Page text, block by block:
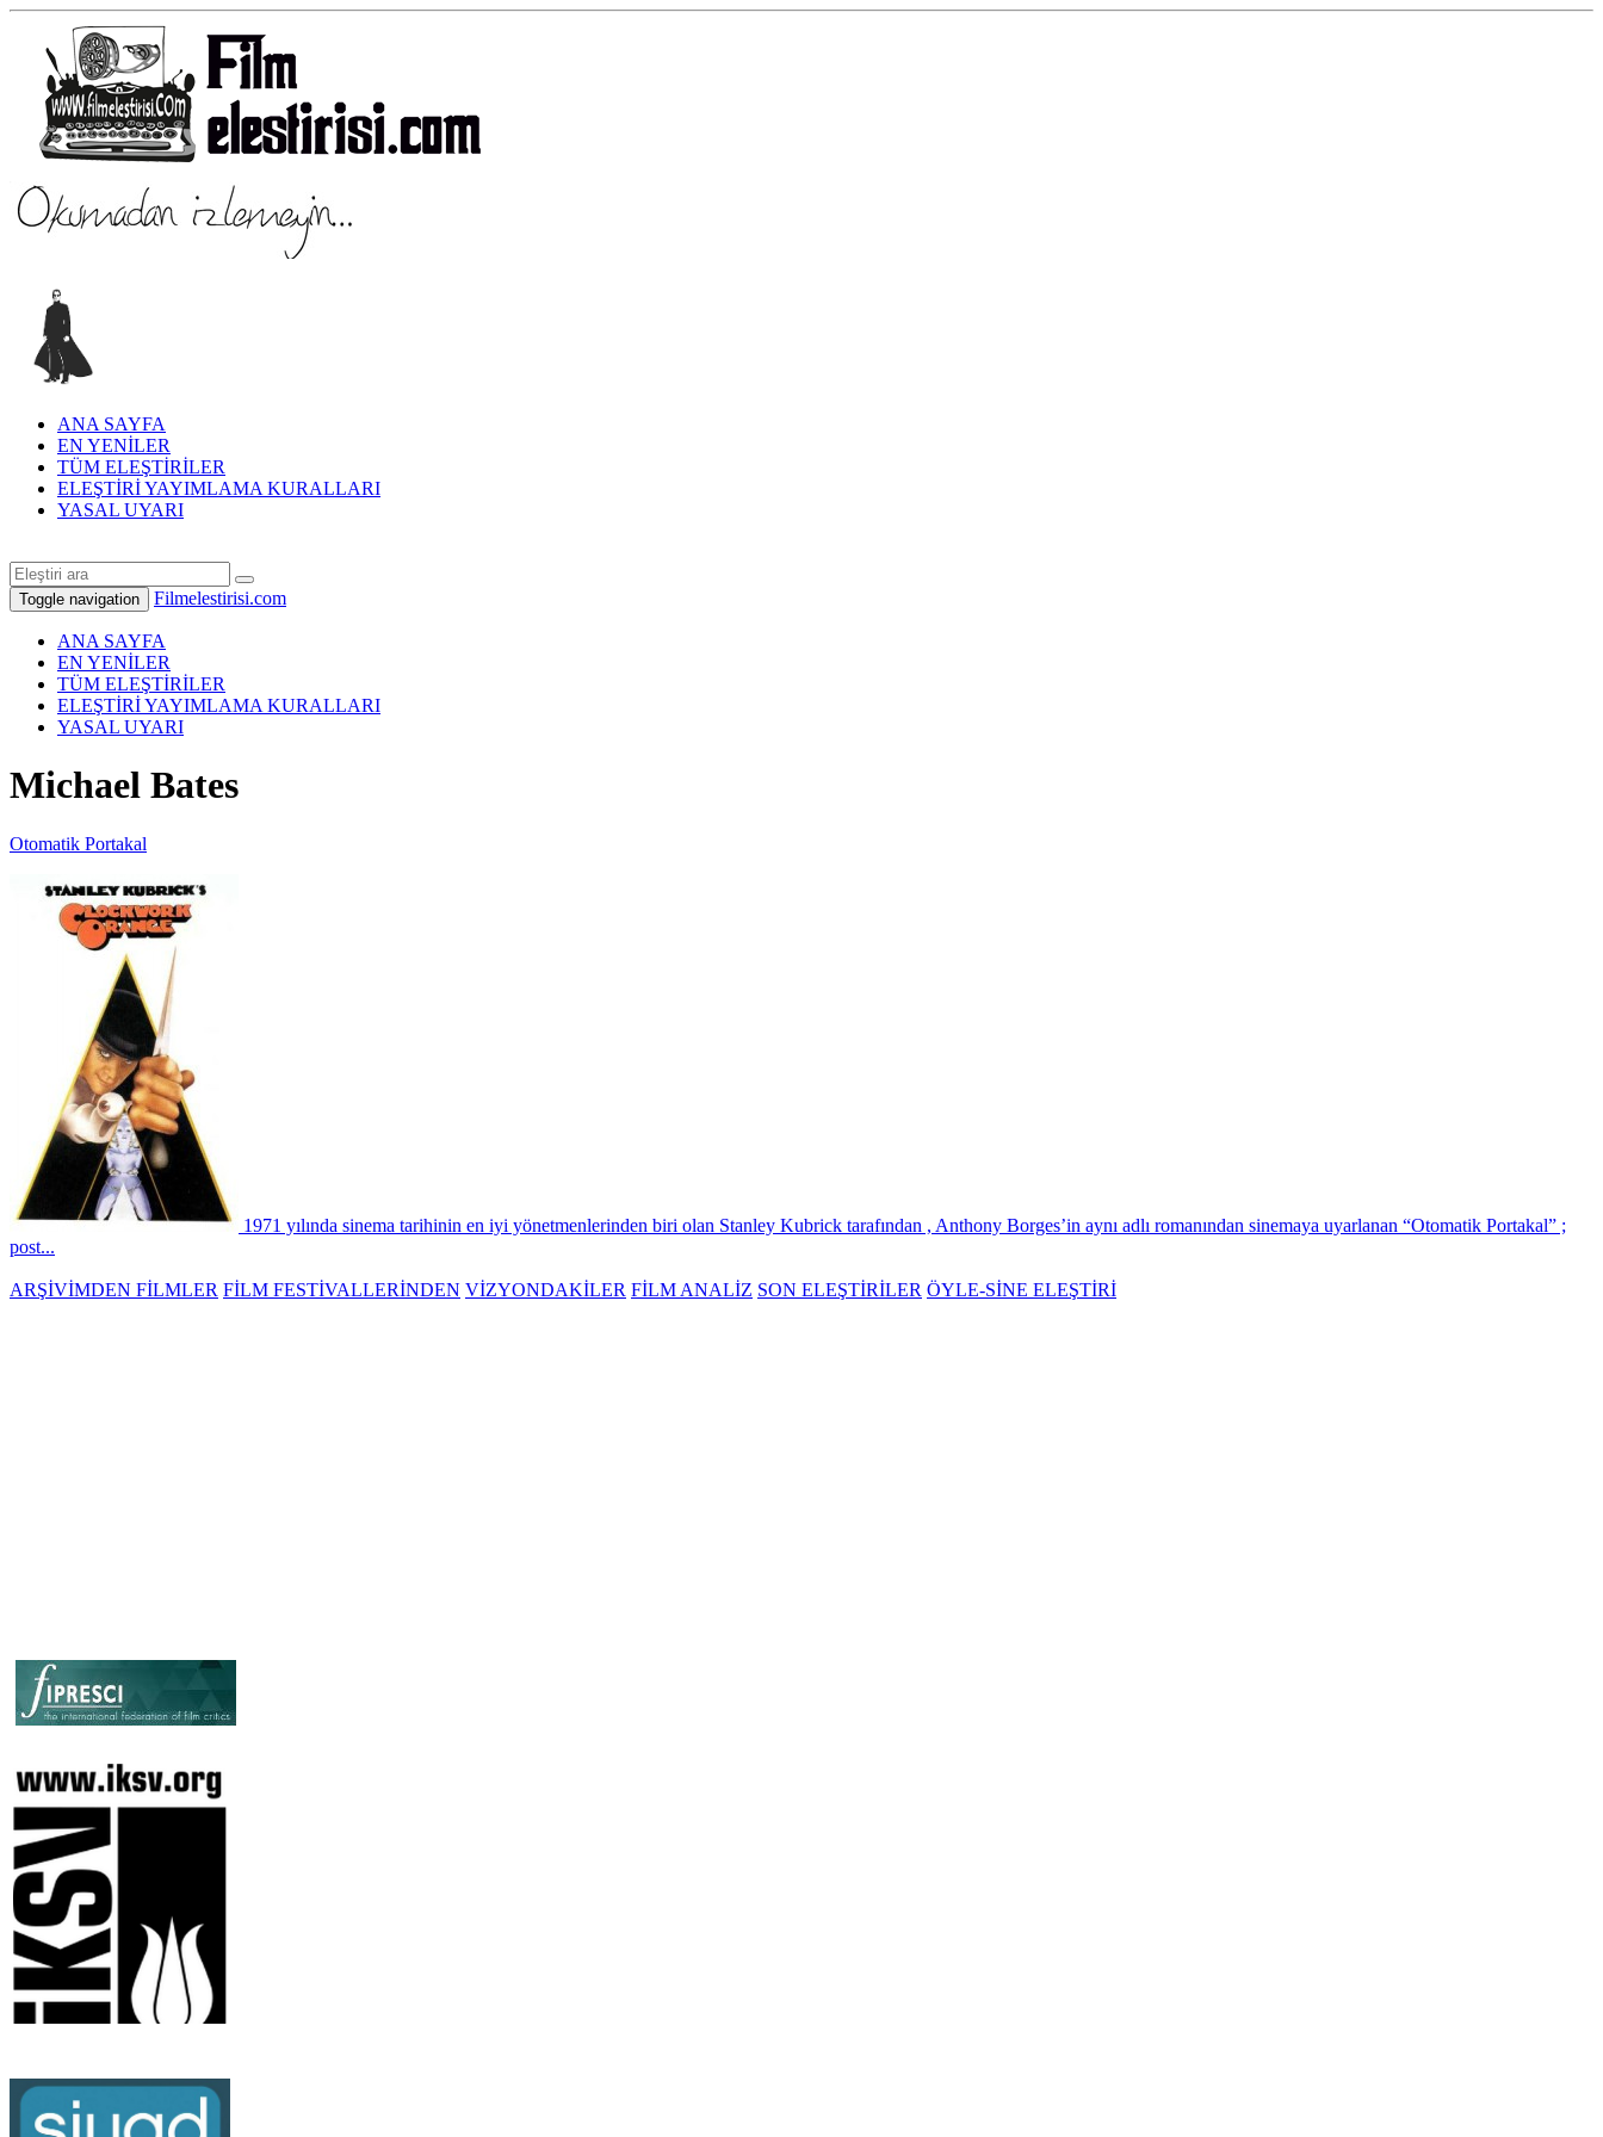
ANA SAYFA
EN YENİLER
TÜM ELEŞTİRİLER
ELEŞTİRİ YAYIMLAMA KURALLARI
YASAL UYARI
Toggle navigation Filmelestirisi.com
ANA SAYFA
EN YENİLER
TÜM ELEŞTİRİLER
ELEŞTİRİ YAYIMLAMA KURALLARI
YASAL UYARI
Michael Bates
Otomatik Portakal
1971 yılında sinema tarihinin en iyi yönetmenlerinden biri olan Stanley Kubrick tarafından , Anthony Borges’in aynı adlı romanından sinemaya uyarlanan “Otomatik Portakal” ;
post...
ARŞİVİMDEN FİLMLER FİLM FESTİVALLERİNDEN VİZYONDAKİLER FİLM ANALİZ SON ELEŞTİRİLER ÖYLE-SİNE ELEŞTİRİ